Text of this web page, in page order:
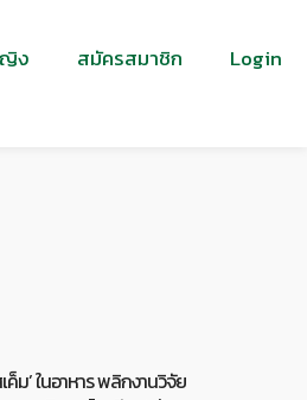
ง สมัครสมาชิก Login
ค็ม’ ในอาหาร พลิกงานวิจัย